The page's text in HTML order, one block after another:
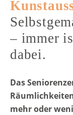
– immer
dabei.
Das
mehr oder